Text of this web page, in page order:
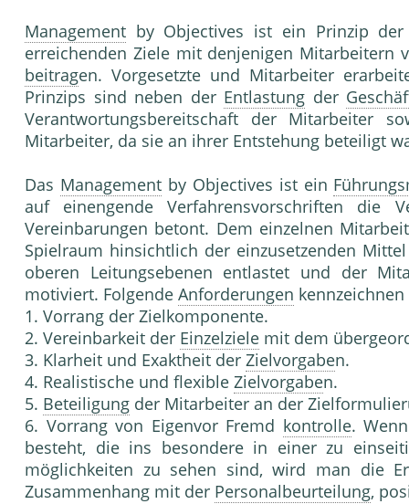
Management by Objectives ist ein Prinzip
erreichenden Ziele mit denjenigen Mitarbeitern
beitragen. Vorgesetzte und Mitarbeiter
Prinzips sind neben der Entlastung der
Verantwortungsbereitschaft der Mitarbeiter
Mitarbeiter, da sie an ihrer Entstehung beteiligt
Das Managementby Objectives ist ein
auf einengende Verfahrensvorschriften die
Vereinbarungen betont. Dem einzelnen
Spielraum hinsichtlich der einzusetzenden
oberen Leitungsebenen entlastet und der
motiviert. Folgende Anforderungen
1. Vorrang der Zielkomponente.
2. Vereinbarkeit der Einzelziele mit dem
3. Klarheit und Exaktheit der Zielvorgaben.
4. Realistische und flexible Zielvorgaben.
5. Beteiligung der Mitarbeiter an der
6. Vorrang von Eigenvor Fremd kontrolle.
besteht, die ins besondere in einer zu
möglichkeiten zu sehen sind, wird man die
Zusammenhang mit der Personalbeurteilung,